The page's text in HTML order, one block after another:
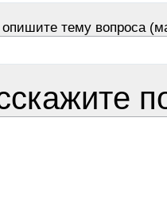
опишите тему вопроса